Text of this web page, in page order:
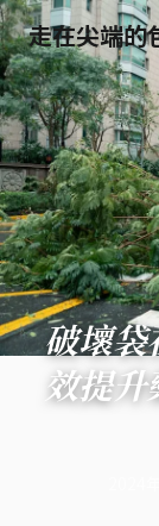
走在尖端的
破壞袋
效提